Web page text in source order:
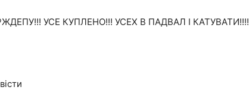
УСЕ КУПЛЕНО!!! УСЕХ В ПАДВАЛ І КАТУВАТИ!!!!